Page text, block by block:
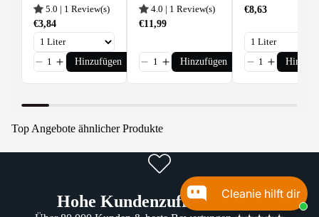
Cleanie hilft dir
Universalreiniger
Konzentrat
5.0 | 1 Review(s)
€3,84
Hinzufügen
universeller
Steinimprägnierer 1
4.0 | 1 Review(s)
€11,99
Hinzufügen
PERFEKT-SOL
Fensterreiniger
€8,63
Top Angebote ähnlicher Produkte
Hohe Kundenzufriedenheit!